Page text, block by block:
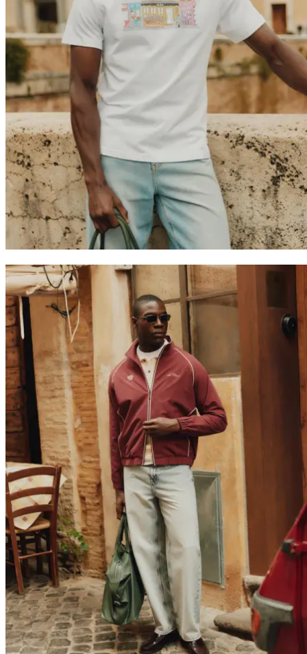
Return to home
Treten Sie der Les Deux Society bei
Erhalte Einblicke in die neuesten Kollektionen, Events und
Kollaborationen – und sichere dir 15 % Rabatt auf deine erste
Bestellung.